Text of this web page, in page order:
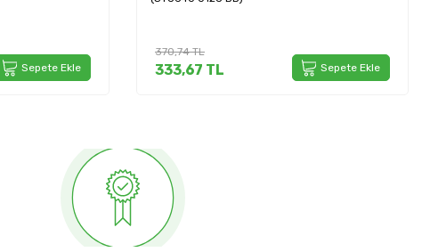
Sepete Ekle
370,74TL
333,67 TL Sepete Ekle